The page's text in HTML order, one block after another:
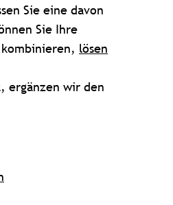
Sie eine davon
Sie Ihre
lösen
ergänzen wir den